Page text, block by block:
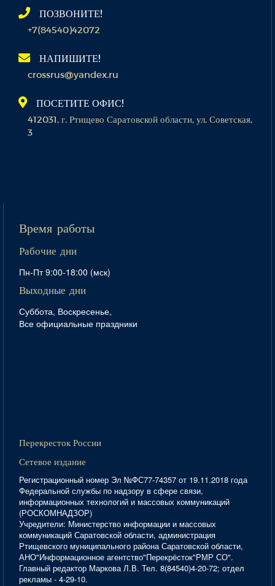
ПОЗВОНИТЕ!
+7(84540)42072
НАПИШИТЕ!
crossrus@yandex.ru
ПОСЕТИТЕ ОФИС!
412031, г. Ртищево Саратовской области, ул. Советская,
3
Время работы
Рабочие дни
Пн-Пт 9:00-18:00 (мск)
Выходные дни
Суббота, Воскресенье,
Все официальные праздники
Перекресток России
Сетевое издание
Регистрационный номер Эл №ФС77-74357 от 19.11.2018 года
Федеральной службы по надзору в сфере связи,
информационных технологий и массовых коммуникаций
(РОСКОМНАДЗОР)
Учредители: Министерство информации и массовых
коммуникаций Саратовской области, администрация
Ртищевского муниципального района Саратовской области,
АНО"Информационное агентство"Перекрёсток"РМР СО".
Главный редактор Маркова Л.В. Тел. 8(84540)4-20-72; отдел
рекламы - 4-29-10.